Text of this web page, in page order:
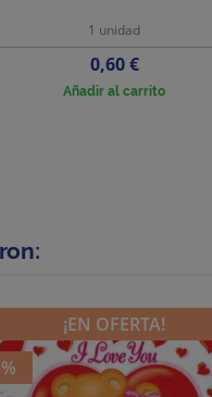
1 unidad
Precio
0,60 €
Añadir al carrito
¡EN OFERTA!